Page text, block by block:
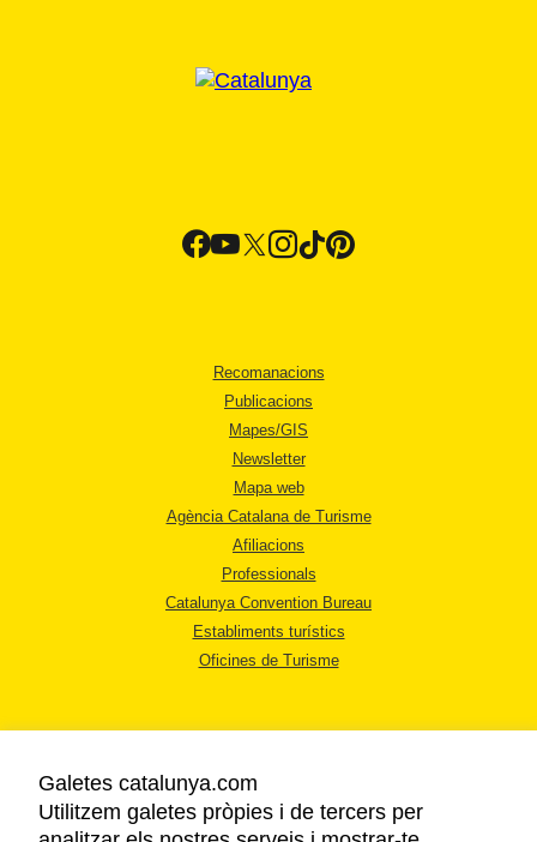
Recomanacions
Publicacions
Mapes/GIS
Newsletter
Mapa web
Agència Catalana de Turisme
Afiliacions
Professionals
Catalunya Convention Bureau
Establiments turístics
Oficines de Turisme
AVÍS LEGAL
Galetes catalunya.com
Utilitzem galetes pròpies i de tercers per